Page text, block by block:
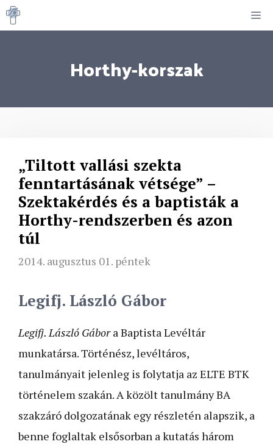
Kilépés
a
Horthy-korszak
„Tiltott vallási szekta
fenntartásának vétsége” –
Szektakérdés és a baptisták a
Horthy-rendszerben és azon
túl
2014. augusztus 01. péntek
Legifj. László Gábor
Legifj. László Gábora Baptista Levéltár
munkatársa. Történész, levéltáros,
tanulmányait jelenleg is folytatja az ELTE BTK
történelem szakán. A közölt tanulmány BA
szakzáró dolgozatának egy részletén alapszik, a
benne foglaltak elsősorban a kutatás három